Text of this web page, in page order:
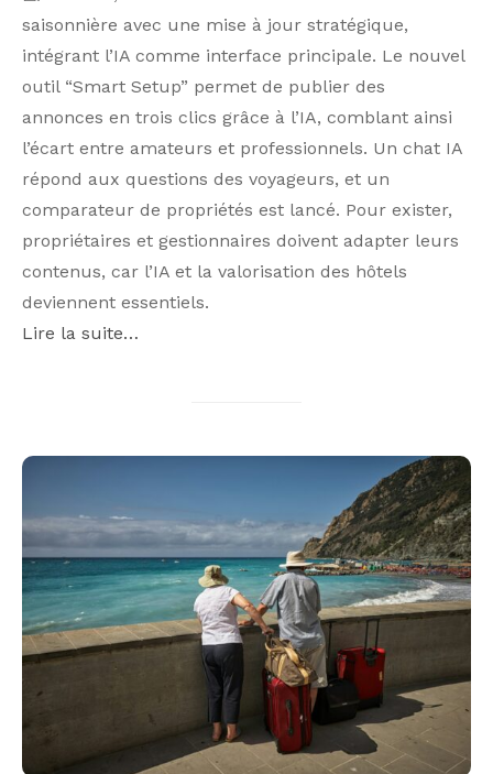
saisonnière avec une mise à jour stratégique,
intégrant l’IA comme interface principale. Le nouvel
outil “Smart Setup” permet de publier des
annonces en trois clics grâce à l’IA, comblant ainsi
l’écart entre amateurs et professionnels. Un chat IA
répond aux questions des voyageurs, et un
comparateur de propriétés est lancé. Pour exister,
propriétaires et gestionnaires doivent adapter leurs
contenus, car l’IA et la valorisation des hôtels
deviennent essentiels.
Lire la suite…